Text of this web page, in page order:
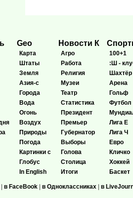
Geo
Карта
Штаты
Земля
Азия-с
Города
Вода
Огонь
Воздух
Природы
Погода
Картинки с
Глобус
In English
Новости К
Агро
Работа
Религия
Музеи
Театр
Статистика
Президент
Премьер
Губернатор
Выборы
Голова
Столица
Итоги
100+1
:Ш -
Шахтёр
Арена
Гольф
Футбол
Лига Е
Лига Ч
Евро
Кличко
Хоккей
Баскет
| в FaceBook | в Одноклассниках | в